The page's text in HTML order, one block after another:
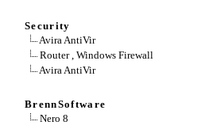
Security
Avira AntiVir
Router , Windows Firewall
Avira AntiVir
BrennSoftware
Nero 8